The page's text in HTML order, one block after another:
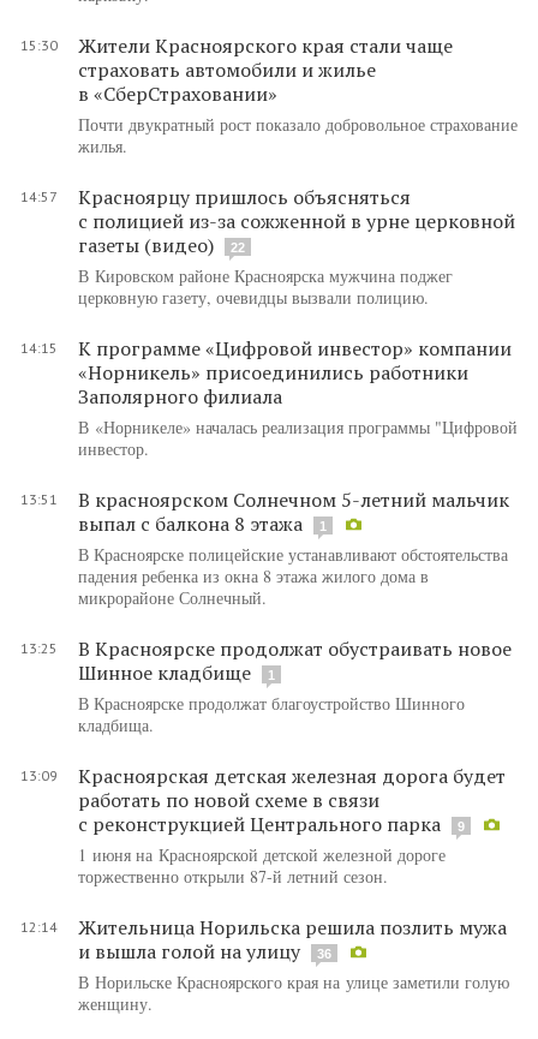
15:30
Жители Красноярского края стали чаще
страховать автомобили и жилье
в «СберСтраховании»
Почти двукратный рост показало добровольное страхование
жилья.
14:57
Красноярцу пришлось объясняться
с полицией из-за сожженной в урне церковной
газеты (видео)
22
В Кировском районе Красноярска мужчина поджег
церковную газету, очевидцы вызвали полицию.
14:15
К программе «Цифровой инвестор» компании
«Норникель» присоединились работники
Заполярного филиала
В «Норникеле» началась реализация программы "Цифровой
инвестор.
13:51
В красноярском Солнечном 5-летний мальчик
выпал с балкона 8 этажа
1
В Красноярске полицейские устанавливают обстоятельства
падения ребенка из окна 8 этажа жилого дома в
микрорайоне Солнечный.
13:25
В Красноярске продолжат обустраивать новое
Шинное кладбище
1
В Красноярске продолжат благоустройство Шинного
кладбища.
13:09
Красноярская детская железная дорога будет
работать по новой схеме в связи
с реконструкцией Центрального парка
9
1 июня на Красноярской детской железной дороге
торжественно открыли 87-й летний сезон.
12:14
Жительница Норильска решила позлить мужа
и вышла голой на улицу
36
В Норильске Красноярского края на улице заметили голую
женщину.